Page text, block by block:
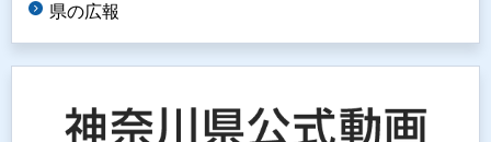
県の広報